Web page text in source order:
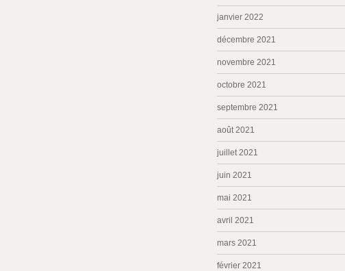
janvier 2022
décembre 2021
novembre 2021
octobre 2021
septembre 2021
août 2021
juillet 2021
juin 2021
mai 2021
avril 2021
mars 2021
février 2021